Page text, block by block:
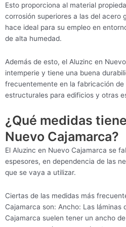
Esto proporciona al material
corrosión superiores a las del acero
hace ideal para su empleo en
de alta humedad.
Además de esto, el Aluzinc en
intemperie y tiene una buena
frecuentemente en la fabricación
estructurales para edificios y otras
¿Qué medidas
Nuevo Cajamarca?
El Aluzinc en Nuevo Cajamarca se
espesores, en dependencia de las
que se vaya a utilizar.
Ciertas de las medidas más
Cajamarca son: Ancho: Las láminas
Cajamarca suelen tener un ancho